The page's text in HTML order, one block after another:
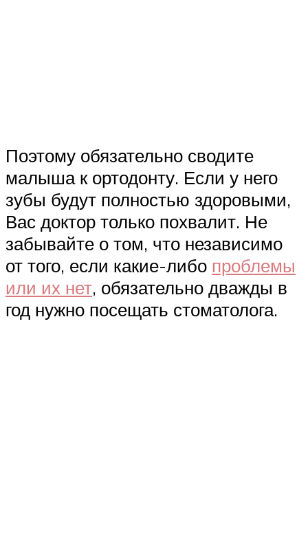
Поэтому обязательно сводите
малыша к ортодонту. Если у него
зубы будут полностью здоровыми,
Вас доктор только похвалит. Не
забывайте о том, что независимо
от того, если какие-либо проблемы
или их нет, обязательно дважды в
год нужно посещать стоматолога.